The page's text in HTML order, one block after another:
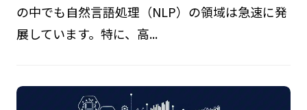
の中でも自然言語処理（NLP）の領域は急速に発
展しています。特に、高...